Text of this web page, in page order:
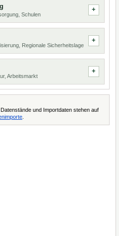
Schulen
Regionale Sicherheitslage
Arbeitsmarkt
und Importdaten stehen auf